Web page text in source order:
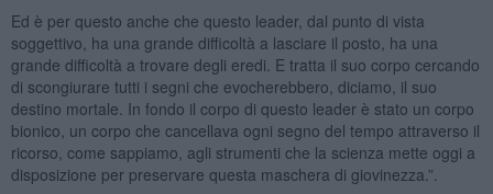
Ed è per questo anche che questo leader, dal punto di vista
soggettivo, ha una grande difficoltà a lasciare il posto, ha una
grande difficoltà a trovare degli eredi. E tratta il suo corpo cercando
di scongiurare tutti i segni che evocherebbero, diciamo, il suo
destino mortale. In fondo il corpo di questo leader è stato un corpo
bionico, un corpo che cancellava ogni segno del tempo attraverso il
ricorso, come sappiamo, agli strumenti che la scienza mette oggi a
disposizione per preservare questa maschera di giovinezza.”.